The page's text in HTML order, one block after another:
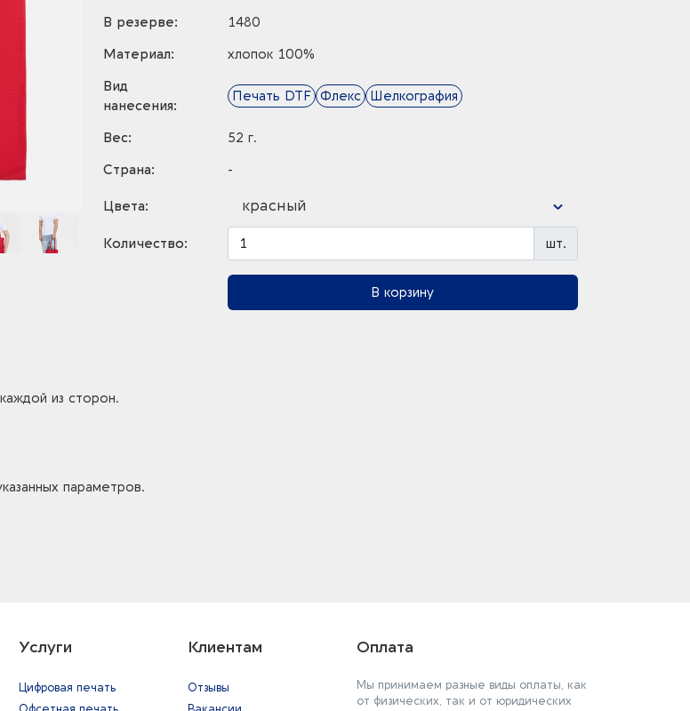
В резерве:
1480
Материал:
хлопок 100%
Вид
нанесения:
Печать DTF Флекс Шелкография
Вес:
52 г.
Страна:
-
Цвета: красный
Количество: шт.
В корзину
из сторон.
параметров.
Услуги
Цифровая печать
Клиентам
Отзывы
Оплата
Мы принимаем разные виды оплаты, как
от физических, так и от юридических